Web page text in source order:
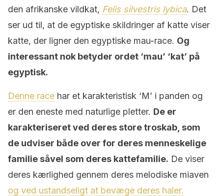
den afrikanske vildkat, Felis silvestris lybica. Det
ser ud til, at de egyptiske skildringer af katte viser
katte, der ligner den egyptiske mau-race. Og
interessant nok betyder ordet ‘mau’ ‘kat’ på
egyptisk.
Denne race har et karakteristisk ‘M’ i panden og
er den eneste med naturlige pletter. De er
karakteriseret ved deres store troskab, som
de udviser både over for deres menneskelige
familie såvel som deres kattefamilie. De viser
deres kærlighed gennem deres melodiske miaven
og ved ustandseligt at bevæge deres haler.